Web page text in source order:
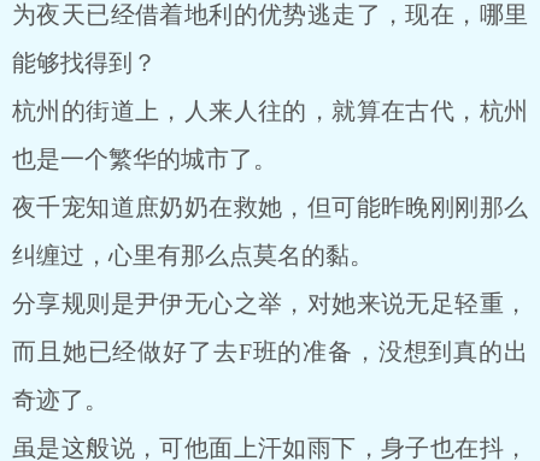
为夜天已经借着地利的优势逃走了，现在，哪里
能够找得到？
杭州的街道上，人来人往的，就算在古代，杭州
也是一个繁华的城市了。
夜千宠知道庶奶奶在救她，但可能昨晚刚刚那么
纠缠过，心里有那么点莫名的黏。
分享规则是尹伊无心之举，对她来说无足轻重，
而且她已经做好了去F班的准备，没想到真的出
奇迹了。
虽是这般说，可他面上汗如雨下，身子也在抖，